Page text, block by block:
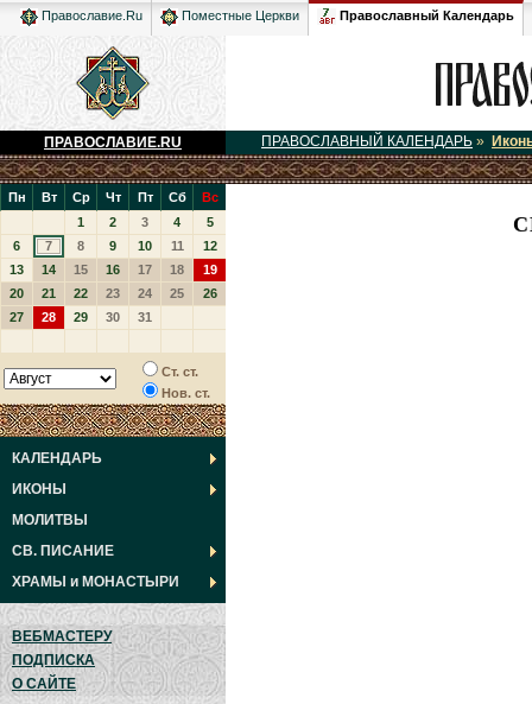
Православие.Ru Поместные Церкви Православный Календарь
ПРАВОСЛАВИЕ.RU ПРАВОСЛАВНЫЙ КАЛЕНДАРЬ »
Пн Вт Ср Чт Пт Сб
Вс
1
2 3 4
5
6
7 8 9 10 11
12
13
14 15 16 17 18
19
20
21 22 23 24 25
26
27
28 29 30 31
Ст. ст.
Нов. ст.
КАЛЕНДАРЬ
ИКОНЫ
МОЛИТВЫ
СВ. ПИСАНИЕ
ХРАМЫ и МОНАСТЫРИ
ВЕБМАСТЕРУ
ПОДПИСКА
О САЙТЕ